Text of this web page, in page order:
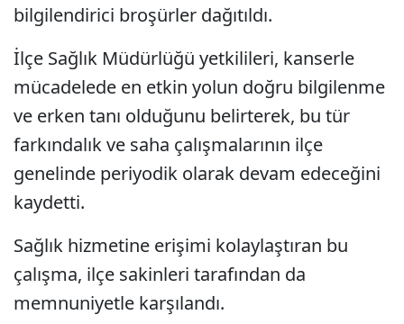
bilgilendirici broşürler dağıtıldı.
İlçe Sağlık Müdürlüğü yetkilileri, kanserle
mücadelede en etkin yolun doğru bilgilenme
ve erken tanı olduğunu belirterek, bu tür
farkındalık ve saha çalışmalarının ilçe
genelinde periyodik olarak devam edeceğini
kaydetti.
Sağlık hizmetine erişimi kolaylaştıran bu
çalışma, ilçe sakinleri tarafından da
memnuniyetle karşılandı.